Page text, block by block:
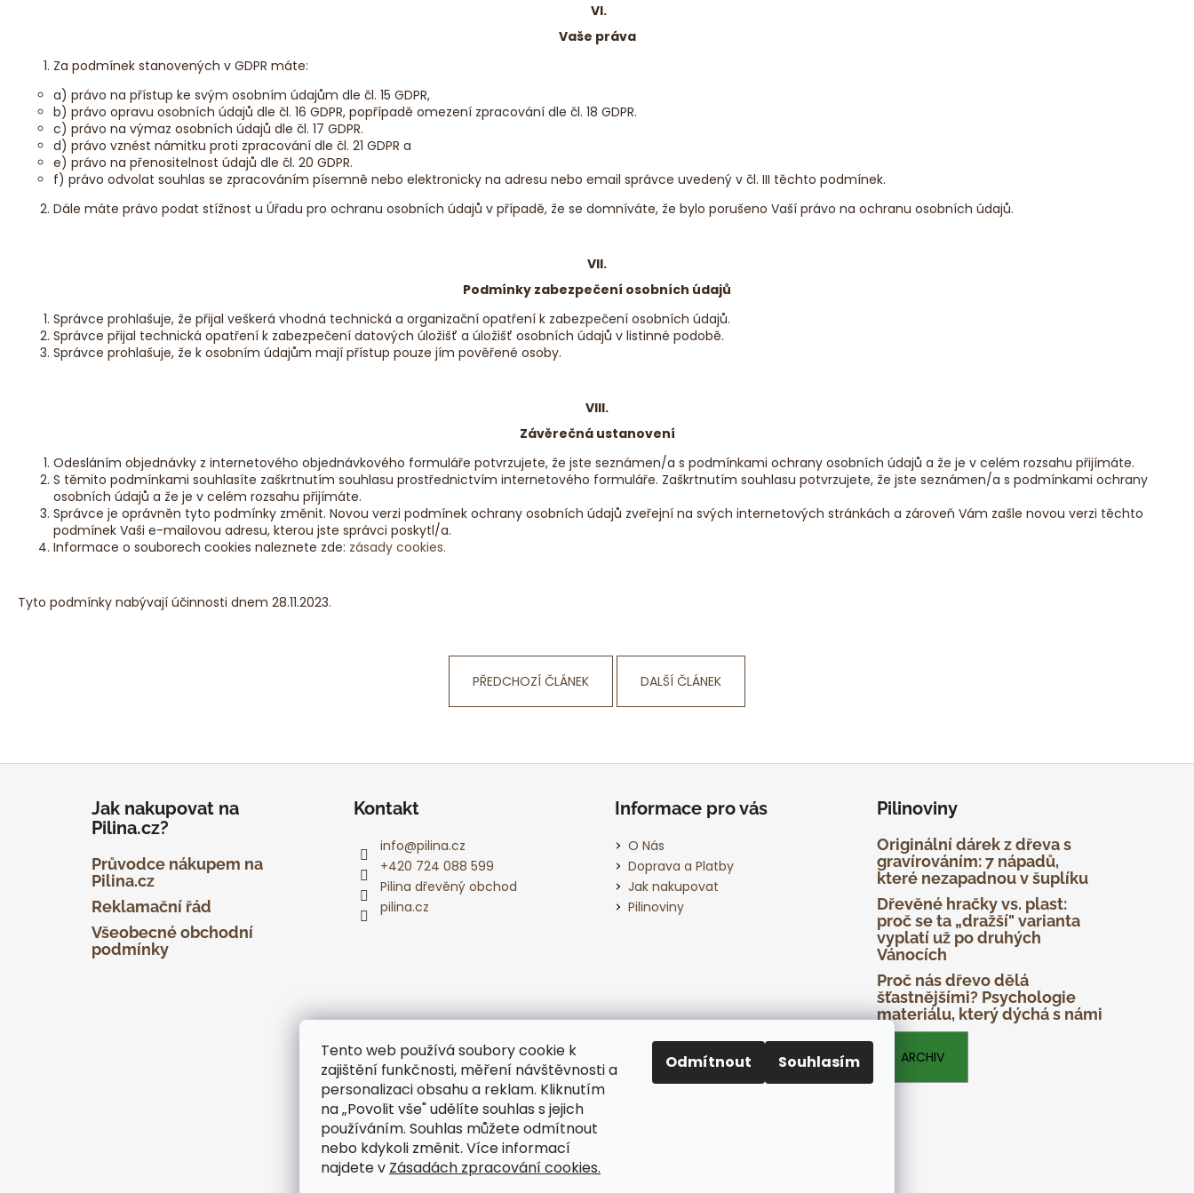
Tento web používá soubory cookie k
zajištění funkčnosti, měření návštěvnosti a
personalizaci obsahu a reklam. Kliknutím
na „Povolit vše" udělíte souhlas s jejich
používáním. Souhlas můžete odmítnout
nebo kdykoli změnit. Více informací
najdete v Zásadách zpracování cookies.
Odmítnout Souhlasím
VI.
Vaše práva
Za podmínek stanovených v GDPR máte:
a) právo na přístup ke svým osobním údajům dle čl. 15 GDPR,
b) právo opravu osobních údajů dle čl. 16 GDPR, popřípadě omezení zpracování dle čl. 18 GDPR.
c) právo na výmaz osobních údajů dle čl. 17 GDPR.
d) právo vznést námitku proti zpracování dle čl. 21 GDPR a
e) právo na přenositelnost údajů dle čl. 20 GDPR.
f) právo odvolat souhlas se zpracováním písemně nebo elektronicky na adresu nebo email správce uvedený v čl. III těchto podmínek.
Dále máte právo podat stížnost u Úřadu pro ochranu osobních údajů v případě, že se domníváte, že bylo porušeno Vaší právo na ochranu osobních údajů.
VII.
Podmínky zabezpečení osobních údajů
Správce prohlašuje, že přijal veškerá vhodná technická a organizační opatření k zabezpečení osobních údajů.
Správce přijal technická opatření k zabezpečení datových úložišť a úložišť osobních údajů v listinné podobě.
Správce prohlašuje, že k osobním údajům mají přístup pouze jím pověřené osoby.
VIII.
Závěrečná ustanovení
Odesláním objednávky z internetového objednávkového formuláře potvrzujete, že jste seznámen/a s podmínkami ochrany osobních údajů a že je v celém rozsahu přijímáte.
S těmito podmínkami souhlasíte zaškrtnutím souhlasu prostřednictvím internetového formuláře. Zaškrtnutím souhlasu potvrzujete, že jste seznámen/a s podmínkami ochrany
osobních údajů a že je v celém rozsahu přijímáte.
Správce je oprávněn tyto podmínky změnit. Novou verzi podmínek ochrany osobních údajů zveřejní na svých internetových stránkách a zároveň Vám zašle novou verzi těchto
podmínek Vaši e-mailovou adresu, kterou jste správci poskytl/a.
Informace o souborech cookies naleznete zde: zásady cookies.
Tyto podmínky nabývají účinnosti dnem 28.11.2023.
PŘEDCHOZÍ ČLÁNEK DALŠÍ ČLÁNEK
Jak nakupovat na
Pilina.cz?
Průvodce nákupem na
Pilina.cz
Reklamační řád
Všeobecné obchodní
podmínky
Kontakt
info@pilina.cz
+420 724 088 599
Pilina dřevěný obchod
pilina.cz
Informace pro vás
O Nás
Doprava a Platby
Jak nakupovat
Pilinoviny
Pilinoviny
Originální dárek z dřeva s
gravírováním: 7 nápadů,
které nezapadnou v šuplíku
Dřevěné hračky vs. plast:
proč se ta „dražší" varianta
vyplatí už po druhých
Vánocích
Proč nás dřevo dělá
šťastnějšími? Psychologie
materiálu, který dýchá s námi
ARCHIV